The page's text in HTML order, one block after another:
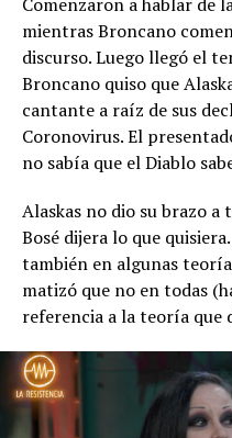
mientras Broncano
discurso. Luego llegó el
Broncano quiso que
cantante a raíz de sus
Coronovirus. El
no sabía que el Diablo
Alaskas no dio su brazo
Bosé dijera lo que
también en algunas
matizó que no en todas
referencia a la teoría que